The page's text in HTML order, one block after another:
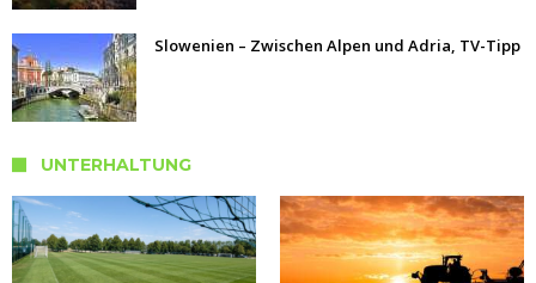
Slowenien – Zwischen Alpen und Adria, TV-Tipp
UNTERHALTUNG